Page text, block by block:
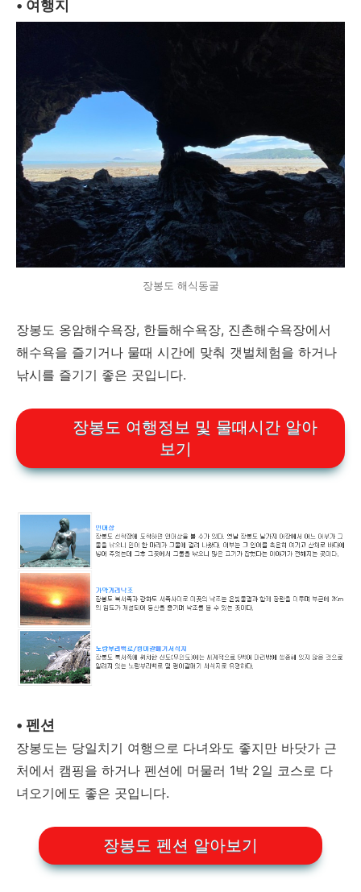
• 여행지
장봉도 해식동굴
장봉도 옹암해수욕장, 한들해수욕장, 진촌해수욕장에서
해수욕을 즐기거나 물때 시간에 맞춰 갯벌체험을 하거나
낚시를 즐기기 좋은 곳입니다.
장봉도 여행정보 및 물때시간 알아
보기
• 펜션
장봉도는 당일치기 여행으로 다녀와도 좋지만 바닷가 근
처에서 캠핑을 하거나 펜션에 머물러 1박 2일 코스로 다
녀오기에도 좋은 곳입니다.
장봉도 펜션 알아보기